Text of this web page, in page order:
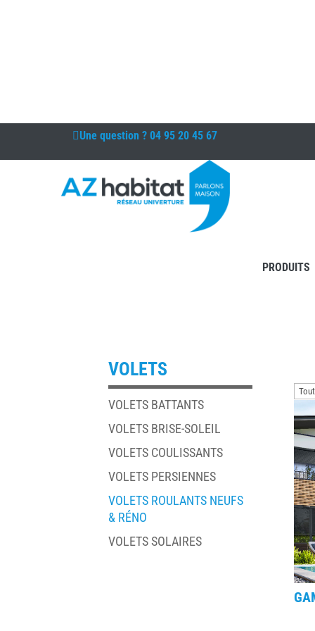
Une question ? 04 95 20 45 67
PRODUITS
VOLETS
VOLETS BATTANTS
VOLETS BRISE-SOLEIL
VOLETS COULISSANTS
VOLETS PERSIENNES
VOLETS ROULANTS NEUFS
& RÉNO
VOLETS SOLAIRES